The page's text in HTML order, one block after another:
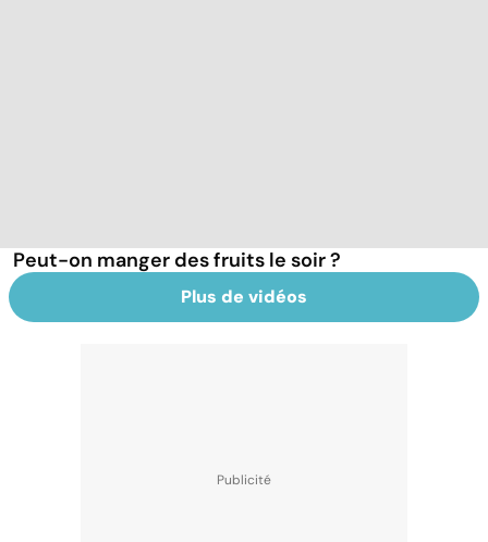
Peut-on manger des fruits le soir ?
Plus de vidéos